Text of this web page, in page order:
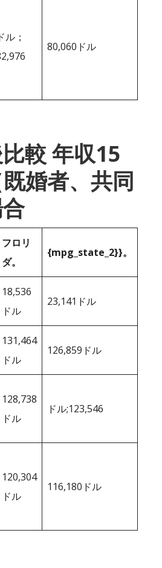
ル；
80,060ドル
較 年収15
婚者、共同
フロリ
ダ。
{mpg_state_2}}。
18,536
ドル
23,141ドル
131,464
ドル
126,859ドル
128,738
ドル
ドル;123,546
120,304
ドル
116,180ドル